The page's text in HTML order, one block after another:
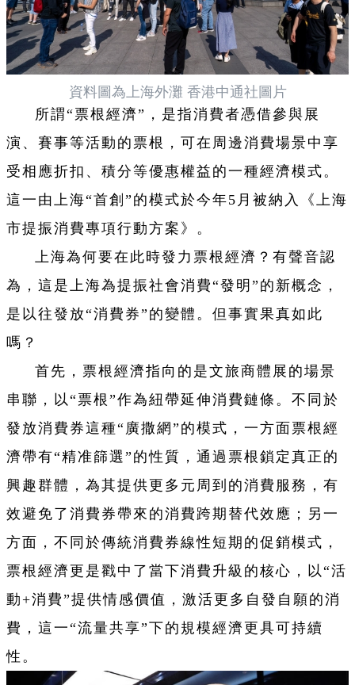
資料圖為上海外灘 香港中通社圖片
所謂“票根經濟”，是指消費者憑借參與展
演、賽事等活動的票根，可在周邊消費場景中享
受相應折扣、積分等優惠權益的一種經濟模式。
這一由上海“首創”的模式於今年5月被納入《上海
市提振消費專項行動方案》。
上海為何要在此時發力票根經濟？有聲音認
為，這是上海為提振社會消費“發明”的新概念，
是以往發放“消費券”的變體。但事實果真如此
嗎？
首先，票根經濟指向的是文旅商體展的場景
串聯，以“票根”作為紐帶延伸消費鏈條。不同於
發放消費券這種“廣撒網”的模式，一方面票根經
濟帶有“精准篩選”的性質，通過票根鎖定真正的
興趣群體，為其提供更多元周到的消費服務，有
效避免了消費券帶來的消費跨期替代效應；另一
方面，不同於傳統消費券線性短期的促銷模式，
票根經濟更是戳中了當下消費升級的核心，以“活
動+消費”提供情感價值，激活更多自發自願的消
費，這一“流量共享”下的規模經濟更具可持續
性。